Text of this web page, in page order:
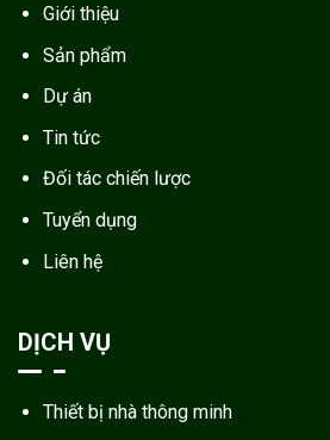
Giới thiệu
Sản phẩm
Dự án
Tin tức
Đối tác chiến lược
Tuyển dụng
Liên hệ
DỊCH VỤ
Thiết bị nhà thông minh